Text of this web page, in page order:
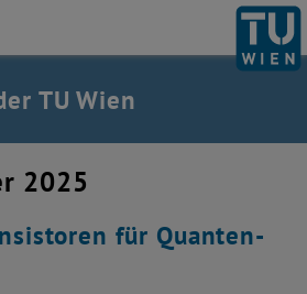
Wien Startseite auflisten
TU Wien
2025
für Quanten-